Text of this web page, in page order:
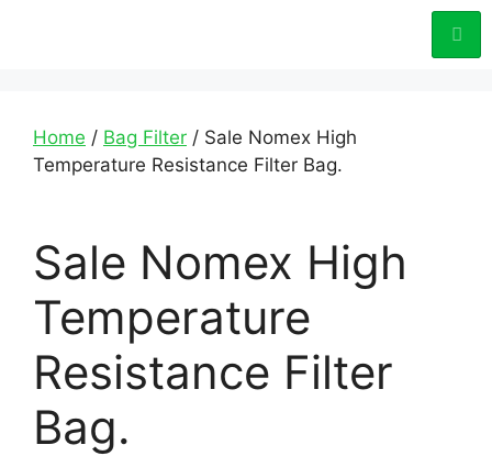
Home / Bag Filter / Sale Nomex High
Temperature Resistance Filter Bag.
Sale Nomex High
Temperature
Resistance Filter
Bag.